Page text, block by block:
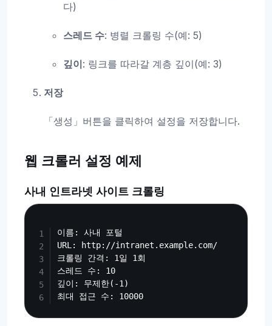
다)
스레드 수: 병렬 크롤링 수(예: 5)
깊이: 링크를 따라갈 계층 깊이(예: 3)
저장
「생성」버튼을 클릭하여 설정을 저장합니다.
웹 크롤러 설정 예제
사내 인트라넷 사이트 크롤링
이름: 사내 포털
URL: http://intranet.example.com/
크롤링 간격: 1일 1회
스레드 수: 10
깊이: 무제한(-1)